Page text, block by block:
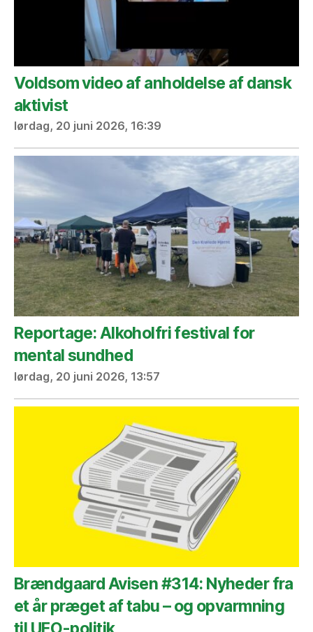
Voldsom video af anholdelse af dansk
aktivist
lørdag, 20 juni 2026, 16:39
Reportage: Alkoholfri festival for
mental sundhed
lørdag, 20 juni 2026, 13:57
Brændgaard Avisen #314: Nyheder fra
et år præget af tabu – og opvarmning